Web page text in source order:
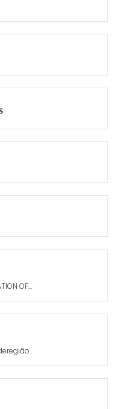
OF...